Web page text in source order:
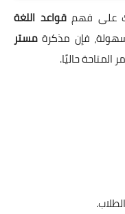
على فهمقواعد اللغة
فإن مذكرة مستر
حاليًا.